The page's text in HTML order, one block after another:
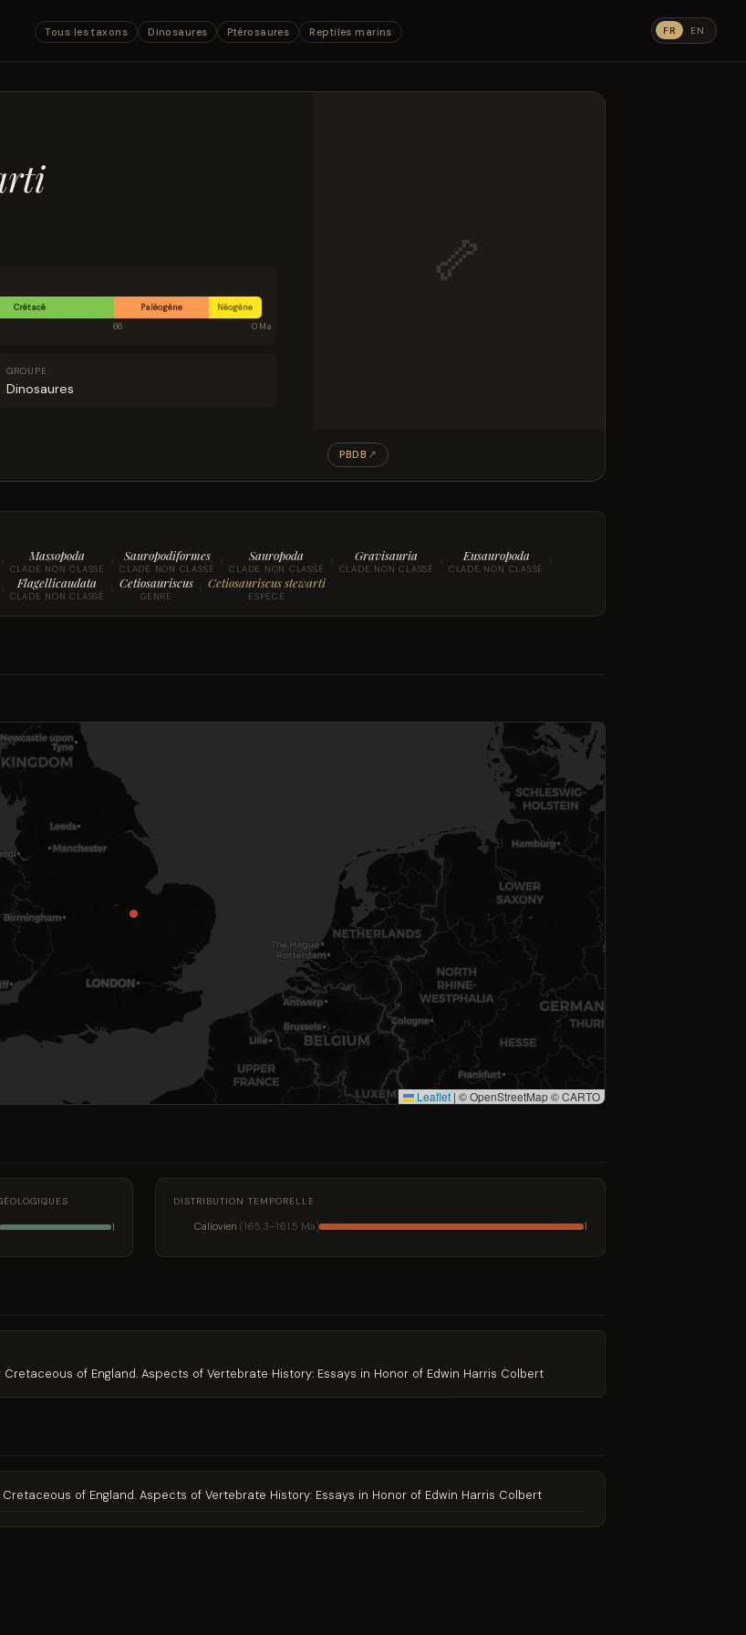
Tous les taxons Dinosaures Ptérosaures Reptiles marins FR EN
Crétacé Paléogène
Néogène
66 0 Ma
GROUPE
Dinosaures
🦴
PBDB ↗
› Massopoda
CLADE NON CLASSÉ › Sauropodiformes
CLADE NON CLASSÉ › Sauropoda
CLADE NON CLASSÉ › Gravisauria
CLADE NON CLASSÉ › Eusauropoda
CLADE NON CLASSÉ ›
› Flagellicaudata
CLADE NON CLASSÉ › Cetiosauriscus
GENRE › Cetiosauriscus stewarti
ESPÈCE
Leaflet | © OpenStreetMap © CARTO
1
DISTRIBUTION TEMPORELLE
Callovien (165.3–161.5 Ma) 1
of England. Aspects of Vertebrate History: Essays in Honor of Edwin Harris Colbert
of England. Aspects of Vertebrate History: Essays in Honor of Edwin Harris Colbert